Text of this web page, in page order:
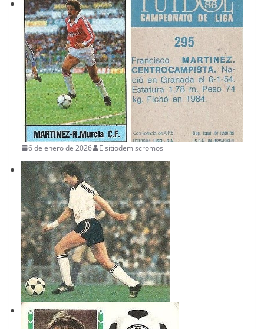
6 de enero de 2026 Elsitiodemiscromos